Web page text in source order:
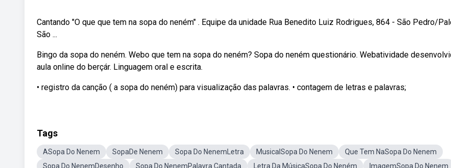
Cantando "O que que tem na sopa do neném" . Equipe da unidade Rua Benedito Luiz Rodrigues, 864 - São Pedro/
São ...
Bingo da sopa do neném. Webo que tem na sopa do neném? Sopa do neném questionário. Webatividade
aula online do berçár. Linguagem oral e escrita.
• registro da canção ( a sopa do neném) para visualização das palavras. • contagem de letras e palavras;
Tags
ASopa Do Nenem SopaDe Nenem Sopa Do NenemLetra MusicalSopa Do Nenem
Que Tem NaSopa Do Nenem
Sopa Do NenemDesenho
Sopa Do NenemPalavra Cantada Letra Da MúsicaSopa Do Neném
ImagemSopa Do Nenem